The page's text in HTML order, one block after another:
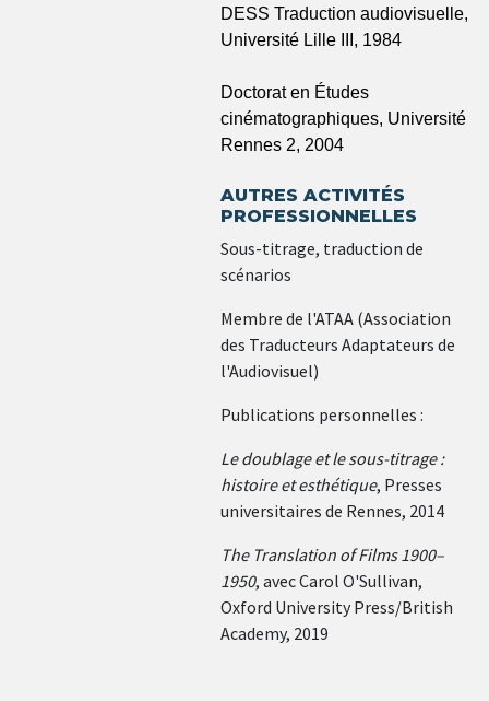
Martin
Scorsese
DESS Traduction audiovisuelle,
Université Lille III, 1984
Doctorat en Études
cinématographiques, Université
Rennes 2, 2004
AUTRES ACTIVITÉS
PROFESSIONNELLES
Sous-titrage, traduction de
scénarios
Membre de l'ATAA (Association
des Traducteurs Adaptateurs de
l'Audiovisuel)
Publications personnelles :
Le doublage et le sous-titrage :
histoire et esthétique, Presses
universitaires de Rennes, 2014
The Translation of Films 1900–
1950, avec Carol O'Sullivan,
Oxford University Press/British
Academy, 2019